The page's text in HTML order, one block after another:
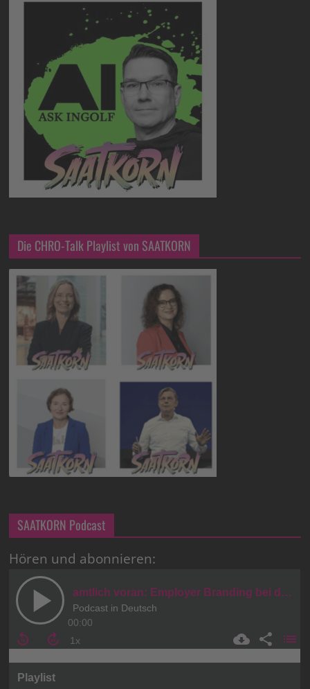
Die CHRO-Talk Playlist von SAATKORN
SAATKORN Podcast
Hören und abonnieren: